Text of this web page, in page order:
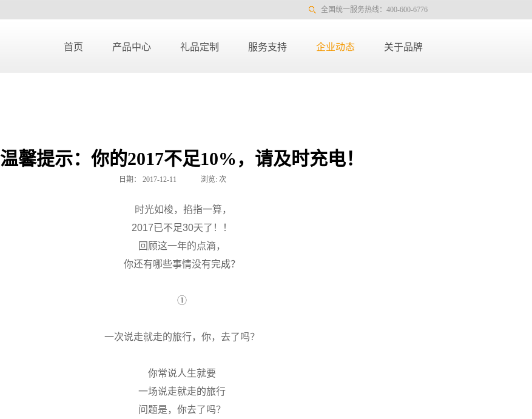
全国统一服务热线：400-600-6776
首页 产品中心 礼品定制 服务支持 企业动态 关于品牌
温馨提示：你的2017不足10%，请及时充电！
日期： 2017-12-11 浏览: 次
时光如梭，掐指一算，
2017已不足30天了！！
回顾这一年的点滴，
你还有哪些事情没有完成？
①
一次说走就走的旅行，你，去了吗？
你常说人生就要
一场说走就走的旅行
问题是，你去了吗？